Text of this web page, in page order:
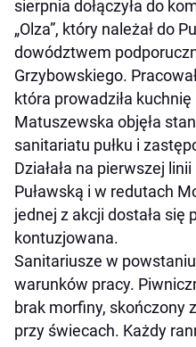
sierpnia dołączyła do
„Olza”, który należał do
dowództwem
Grzybowskiego.
która prowadziła
Matuszewska objęła
sanitariatu pułku i
Działała na pierwszej
Puławską i w redutach
jednej z akcji dostała się
kontuzjowana.
Sanitariusze w
warunków pracy.
brak morfiny, skończony
przy świecach. Każdy